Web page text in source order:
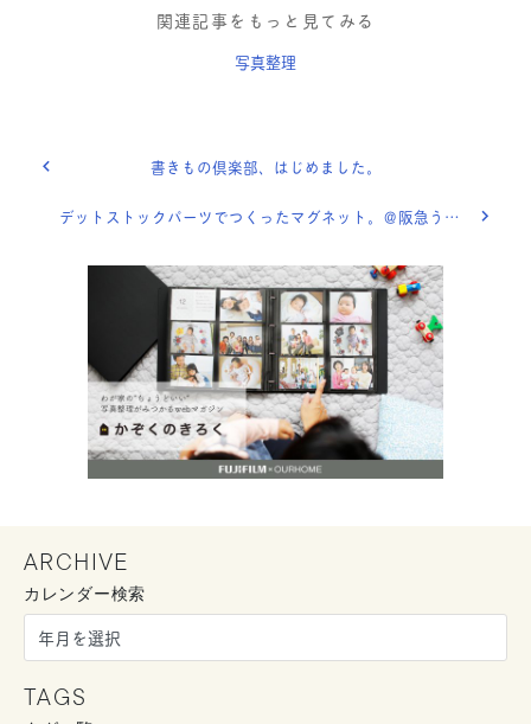
関連記事をもっと見てみる
写真整理
書きもの倶楽部、はじめました。
デットストックパーツでつくったマグネット。＠阪急うめだ本店
ARCHIVE
カレンダー検索
TAGS